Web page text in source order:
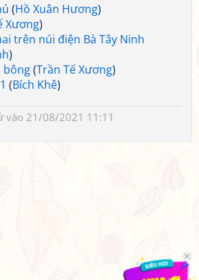
(Hồ Xuân Hương)
Xương)
trên núi điện Bà Tây Ninh
)
bông(Trần Tế Xương)
(Bích Khê)
vào 21/08/2021 11:11